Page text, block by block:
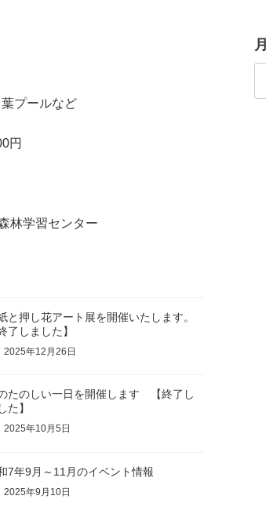
プールなど
円
林学習センター
と押し花アート展を開催いたします。
了しました】
2025年12月26日
たのしい一日を開催します 【終了し
た】
2025年10月5日
7年9月～11月のイベント情報
2025年9月10日